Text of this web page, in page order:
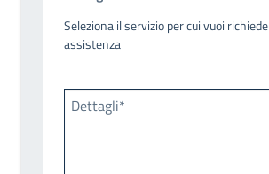
Seleziona il servizio per cui vuoi
assistenza
Dettagli*